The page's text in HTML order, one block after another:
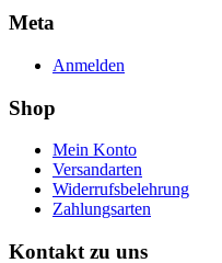
Meta
Anmelden
Shop
Mein Konto
Versandarten
Widerrufsbelehrung
Zahlungsarten
Kontakt zu uns